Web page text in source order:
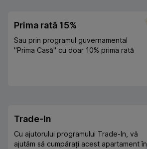
Prima rată 15%
Sau prin programul guvernamental
"Prima Casă" cu doar 10% prima rată
Trade-In
Cu ajutorului programului Trade-In, vă
ajutăm să cumpărați acest apartament în